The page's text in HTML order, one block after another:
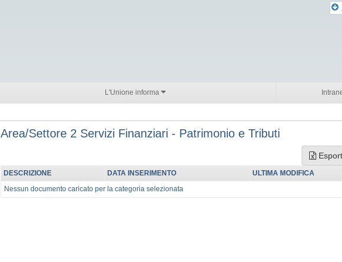
L'Unione informa
Area/Settore 2 Servizi Finanziari - Patrimonio e Tributi
DESCRIZIONE DATA INSERIMENTO
ULTIMA MODIFICA
Nessun documento caricato per la categoria selezionata